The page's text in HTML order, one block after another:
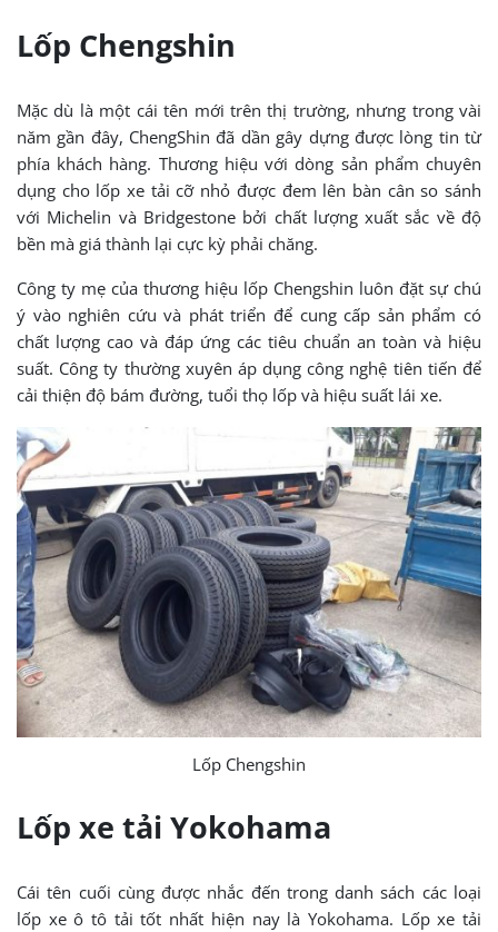
Lốp Chengshin
Mặc dù là một cái tên mới trên thị trường, nhưng trong vài
năm gần đây, ChengShin đã dần gây dựng được lòng tin từ
phía khách hàng. Thương hiệu với dòng sản phẩm chuyên
dụng cho lốp xe tải cỡ nhỏ được đem lên bàn cân so sánh
với Michelin và Bridgestone bởi chất lượng xuất sắc về độ
bền mà giá thành lại cực kỳ phải chăng.
Công ty mẹ của thương hiệu lốp Chengshin luôn đặt sự chú
ý vào nghiên cứu và phát triển để cung cấp sản phẩm có
chất lượng cao và đáp ứng các tiêu chuẩn an toàn và hiệu
suất. Công ty thường xuyên áp dụng công nghệ tiên tiến để
cải thiện độ bám đường, tuổi thọ lốp và hiệu suất lái xe.
Lốp Chengshin
Lốp xe tải Yokohama
Cái tên cuối cùng được nhắc đến trong danh sách các loại
lốp xe ô tô tải tốt nhất hiện nay là Yokohama. Lốp xe tải